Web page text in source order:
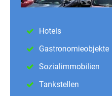
Hotels
Gastronomieobjekte
Sozialimmobilien
Tankstellen